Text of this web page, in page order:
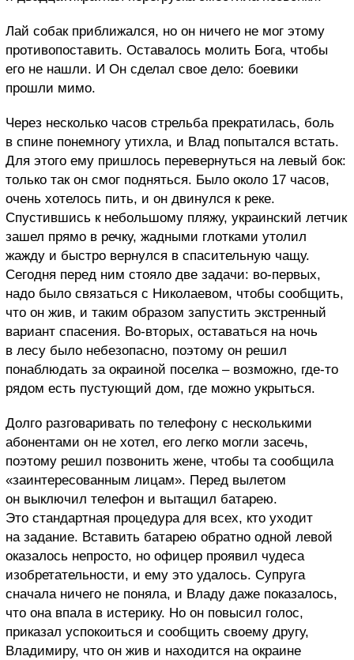
Лай собак приближался, но он ничего не мог этому
противопоставить. Оставалось молить Бога, чтобы
его не нашли. И Он сделал свое дело: боевики
прошли мимо.
Через несколько часов стрельба прекратилась, боль
в спине понемногу утихла, и Влад попытался встать.
Для этого ему пришлось перевернуться на левый бок:
только так он смог подняться. Было около 17 часов,
очень хотелось пить, и он двинулся к реке.
Спустившись к небольшому пляжу, украинский летчик
зашел прямо в речку, жадными глотками утолил
жажду и быстро вернулся в спасительную чащу.
Сегодня перед ним стояло две задачи: во-первых,
надо было связаться с Николаевом, чтобы сообщить,
что он жив, и таким образом запустить экстренный
вариант спасения. Во-вторых, оставаться на ночь
в лесу было небезопасно, поэтому он решил
понаблюдать за окраиной поселка – возможно, где-то
рядом есть пустующий дом, где можно укрыться.
Долго разговаривать по телефону с несколькими
абонентами он не хотел, его легко могли засечь,
поэтому решил позвонить жене, чтобы та сообщила
«заинтересованным лицам». Перед вылетом
он выключил телефон и вытащил батарею.
Это стандартная процедура для всех, кто уходит
на задание. Вставить батарею обратно одной левой
оказалось непросто, но офицер проявил чудеса
изобретательности, и ему это удалось. Супруга
сначала ничего не поняла, и Владу даже показалось,
что она впала в истерику. Но он повысил голос,
приказал успокоиться и сообщить своему другу,
Владимиру, что он жив и находится на окраине